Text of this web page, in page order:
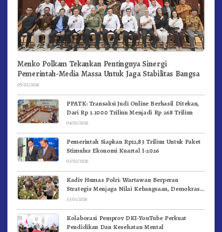
Menko Polkam Tekankan Pentingnya Sinergi
Pemerintah-Media Massa Untuk Jaga Stabilitas Bangsa
05/02/2026
PPATK: Transaksi Judi Online Berhasil Ditekan,
Dari Rp 1.1000 Triliun Menjadi Rp 268 Triliun
04/02/2026
Pemerintah Siapkan Rp12,83 Triliun Untuk Paket
Stimulus Ekonomi Kuartal I-2026
03/02/2026
Kadiv Humas Polri: Wartawan Berperan
Strategis Menjaga Nilai Kebangsaan, Demokrasi,
dan NKRI
31/01/2026
Kolaborasi Pemprov DKI-YouTube Perkuat
Pendidikan Dan Kesehatan Mental